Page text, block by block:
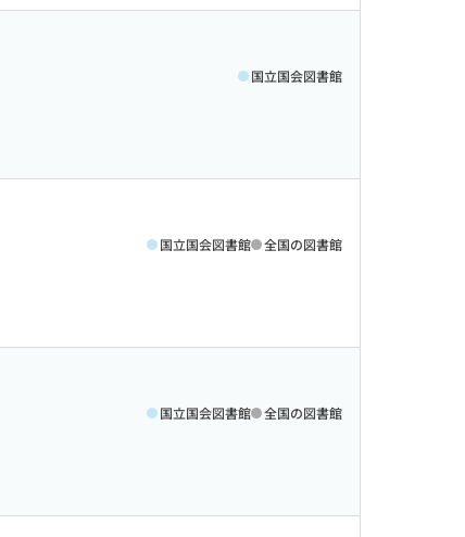
国立国会図書館
国立国会図書館 全国の図書館
国立国会図書館 全国の図書館